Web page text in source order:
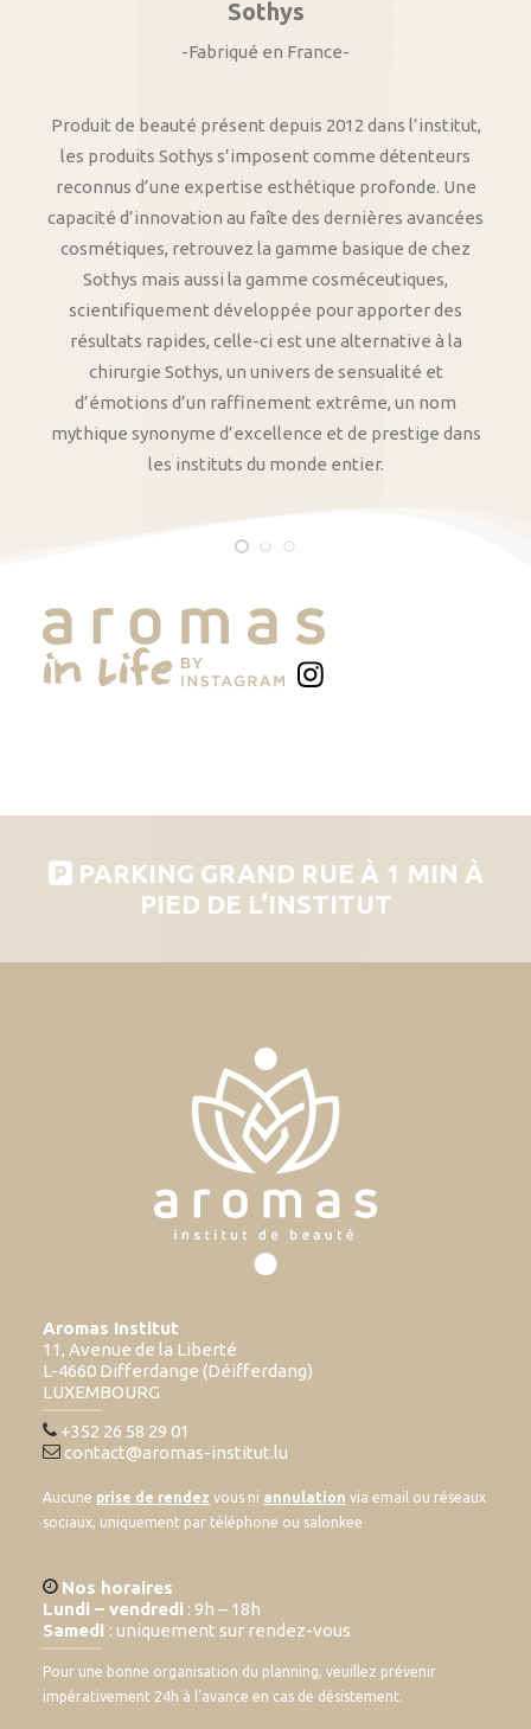
Sothys
-Fabriqué en France-
Produit de beauté présent depuis 2012 dans l’institut,
les produits Sothys s’imposent comme détenteurs
reconnus d’une expertise esthétique profonde. Une
capacité d’innovation au faîte des dernières avancées
cosmétiques, retrouvez la gamme basique de chez
Sothys mais aussi la gamme cosméceutiques,
scientifiquement développée pour apporter des
résultats rapides, celle-ci est une alternative à la
chirurgie Sothys, un univers de sensualité et
d’émotions d’un raffinement extrême, un nom
mythique synonyme d’excellence et de prestige dans
les instituts du monde entier.
PARKING GRAND RUE À 1 MIN À
PIED DE L’INSTITUT
Aromas Institut
11, Avenue de la Liberté
L-4660 Differdange (Déifferdang)
LUXEMBOURG
+352 26 58 29 01
contact@aromas-institut.lu
Aucune prise de rendez vous ni annulation via email ou réseaux
sociaux, uniquement par téléphone ou salonkee
Nos horaires
Lundi – vendredi : 9h – 18h
Samedi : uniquement sur rendez-vous
Pour une bonne organisation du planning, veuillez prévenir
impérativement 24h à l’avance en cas de désistement.